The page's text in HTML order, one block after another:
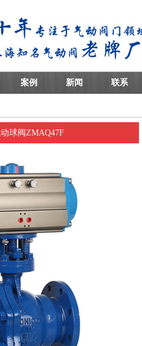
案例 新闻 联系
球阀ZMAQ47F